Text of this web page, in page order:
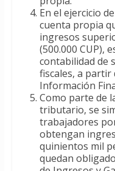
En el ejercicio
cuenta propia
ingresos
(500.000 CUP),
contabilidad de
fiscales, a partir
Información
Como parte de
tributario, se
trabajadores
obtengan
quinientos mil
quedan